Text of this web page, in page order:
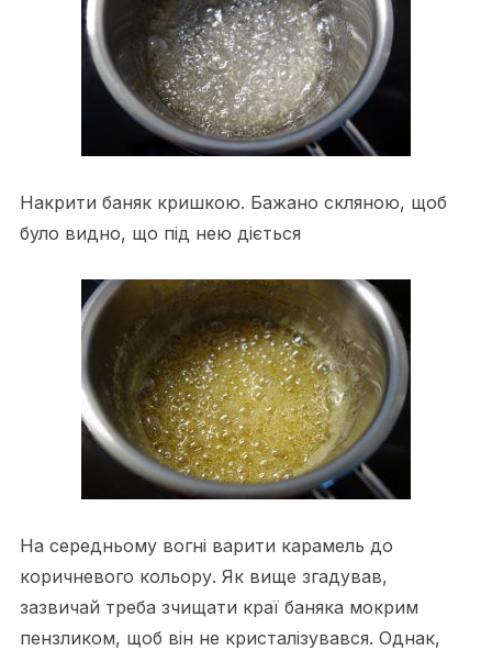
Накрити баняк кришкою. Бажано скляною, щоб
було видно, що під нею діється
На середньому вогні варити карамель до
коричневого кольору. Як вище згадував,
зазвичай треба зчищати краї баняка мокрим
пензликом, щоб він не кристалізувався. Однак,